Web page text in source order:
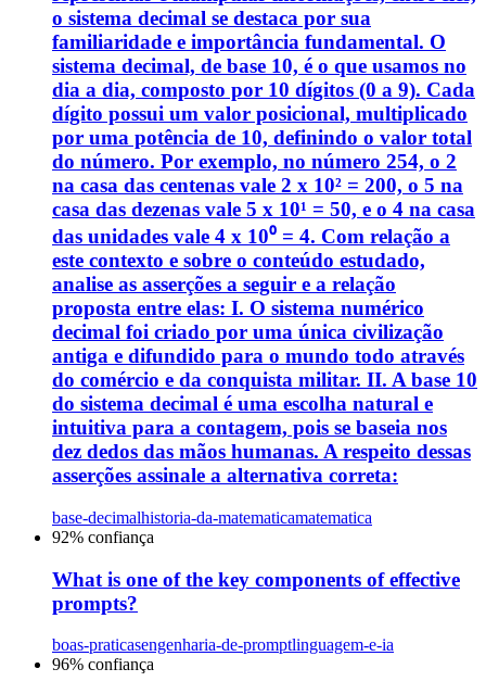
o sistema decimal se destaca por sua
familiaridade e importância fundamental. O
sistema decimal, de base 10, é o que usamos no
dia a dia, composto por 10 dígitos (0 a 9). Cada
dígito possui um valor posicional, multiplicado
por uma potência de 10, definindo o valor total
do número. Por exemplo, no número 254, o 2
na casa das centenas vale 2 x 10² = 200, o 5 na
casa das dezenas vale 5 x 10¹ = 50, e o 4 na casa
das unidades vale 4 x 10⁰ = 4. Com relação a
este contexto e sobre o conteúdo estudado,
analise as asserções a seguir e a relação
proposta entre elas: I. O sistema numérico
decimal foi criado por uma única civilização
antiga e difundido para o mundo todo através
do comércio e da conquista militar. II. A base 10
do sistema decimal é uma escolha natural e
intuitiva para a contagem, pois se baseia nos
dez dedos das mãos humanas. A respeito dessas
asserções assinale a alternativa correta:
base-decimalhistoria-da-matematicamatematica
92% confiança
What is one of the key components of effective
prompts?
boas-praticasengenharia-de-promptlinguagem-e-ia
96% confiança